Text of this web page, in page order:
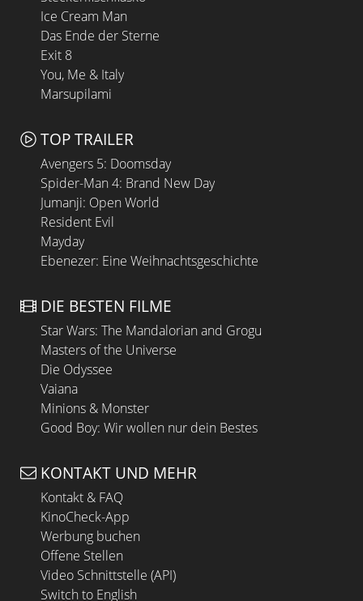
Ice Cream Man
Das Ende der Sterne
Exit 8
You, Me & Italy
Marsupilami
TOP TRAILER
Avengers 5: Doomsday
Spider-Man 4: Brand New Day
Jumanji: Open World
Resident Evil
Mayday
Ebenezer: Eine Weihnachtsgeschichte
DIE BESTEN FILME
Star Wars: The Mandalorian and Grogu
Masters of the Universe
Die Odyssee
Vaiana
Minions & Monster
Good Boy: Wir wollen nur dein Bestes
KONTAKT UND MEHR
Kontakt & FAQ
KinoCheck-App
Werbung buchen
Offene Stellen
Video Schnittstelle (API)
Switch to English